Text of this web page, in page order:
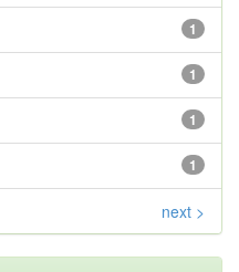
1
1
1
1
next >